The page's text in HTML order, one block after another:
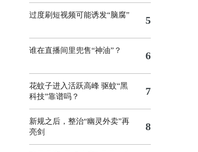
过度刷短视频可能诱发“脑腐” 5
谁在直播间里兜售“神油”？ 6
花蚊子进入活跃高峰 驱蚊“黑
科技”靠谱吗？
7
新规之后，整治“幽灵外卖”再
亮剑
8